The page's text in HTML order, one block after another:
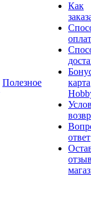
Полезное
Как
карта
ответ